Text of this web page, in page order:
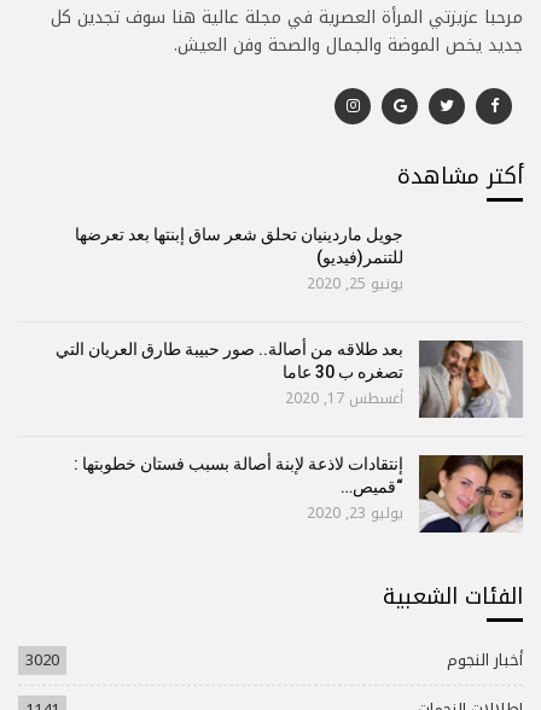
مرحبا عزيزتي المرأة العصرية في مجلة عالية هنا سوف تجدين كل
جديد يخص الموضة والجمال والصحة وفن العيش.
أكتر مشاهدة
جويل ماردينيان تحلق شعر ساق إبنتها بعد تعرضها
للتنمر(فيديو)
يونيو 25, 2020
بعد طلاقه من أصالة.. صور حبيبة طارق العريان التي
تصغره ب 30 عاما
أغسطس 17, 2020
إنتقادات لاذعة لإبنة أصالة بسبب فستان خطوبتها :
“قميص…
يوليو 23, 2020
الفئات الشعبية
أخبار النجوم
3020